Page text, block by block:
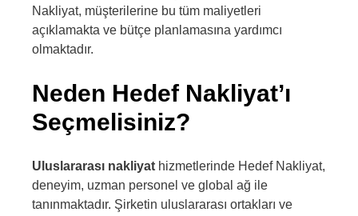
Nakliyat, müşterilerine bu tüm maliyetleri
açıklamakta ve bütçe planlamasına yardımcı
olmaktadır.
Neden Hedef Nakliyat’ı
Seçmelisiniz?
Uluslararası nakliyat hizmetlerinde Hedef Nakliyat,
deneyim, uzman personel ve global ağ ile
tanınmaktadır. Şirketin uluslararası ortakları ve